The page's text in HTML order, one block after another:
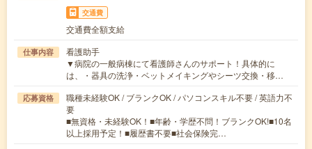
交通費
交通費全額支給
仕事内容
看護助手
▼病院の一般病棟にて看護師さんのサポート！具体的に
は、・器具の洗浄・ベットメイキングやシーツ交換・移…
応募資格
職種未経験OK / ブランクOK / パソコンスキル不要 / 英語力不
要
■無資格・未経験OK！■年齢・学歴不問！ブランクOK!■10名
以上採用予定！■履歴書不要■社会保険完…